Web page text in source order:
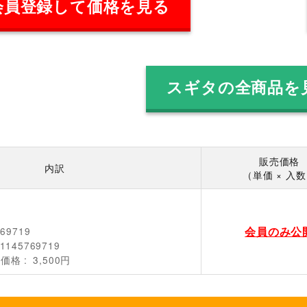
登録して価格を見る
スギタの全商品を
内訳
販売価格
（単価 × 入
格
3,500円
会員のみ公